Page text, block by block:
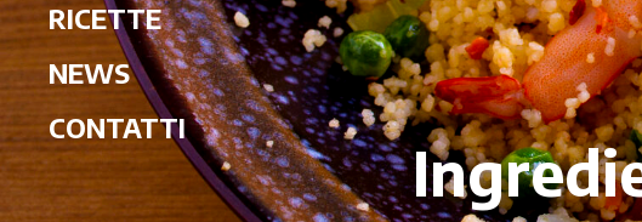
RICETTE
NEWS
CONTATTI